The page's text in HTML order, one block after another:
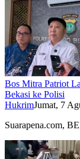
Bos Mitra Patriot
Bekasi ke Polisi
HukrimJumat, 7
Suarapena.com,